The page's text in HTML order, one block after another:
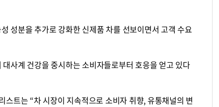
성분을 추가로 강화한 신제품 차를 선보이면서 고객 수요
사계 건강을 중시하는 소비자들로부터 호응을 얻고 있다
트는 “차 시장이 지속적으로 소비자 취향, 유통채널의 변